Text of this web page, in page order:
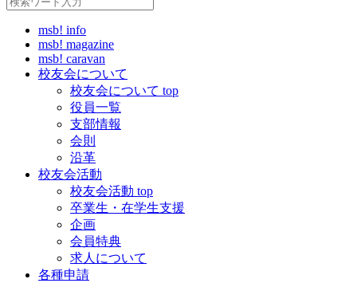
msb! info
msb! magazine
msb! caravan
校友会について
校友会について top
役員一覧
支部情報
会則
沿革
校友会活動
校友会活動 top
卒業生・在学生支援
企画
会員特典
求人について
各種申請